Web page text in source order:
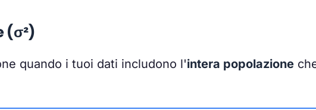
(σ²)
quando i tuoi dati includono l'intera popolazione